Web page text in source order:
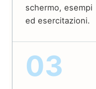
schermo, esempi
ed esercitazioni.
03